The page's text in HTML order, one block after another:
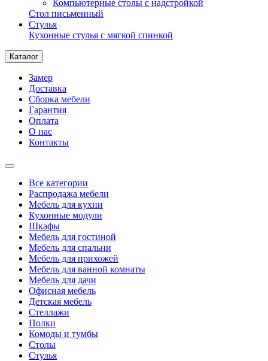
Компьютерные столы с надстройкой
Стол письменный
Стулья
Кухонные стулья с мягкой спинкой
Каталог
Замер
Доставка
Сборка мебели
Гарантия
Оплата
О нас
Контакты
Все категории
Распродажа мебели
Мебель для кухни
Кухонные модули
Шкафы
Мебель для гостиной
Мебель для спальни
Мебель для прихожей
Мебель для ванной комнаты
Мебель для дачи
Офисная мебель
Детская мебель
Стеллажи
Полки
Комоды и тумбы
Столы
Стулья